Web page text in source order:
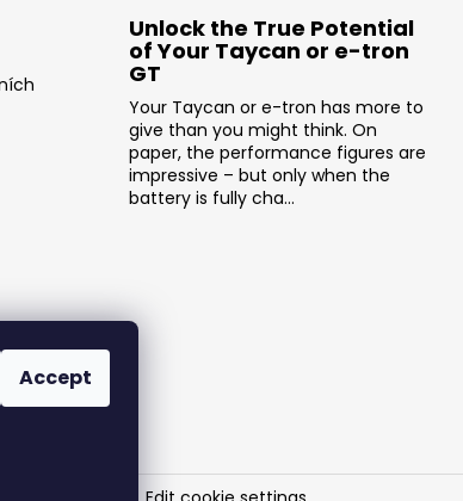
Accept
Unlock the True Potential
of Your Taycan or e-tron
GT
Your Taycan or e-tron has more to
give than you might think. On
paper, the performance figures are
impressive – but only when the
battery is fully cha...